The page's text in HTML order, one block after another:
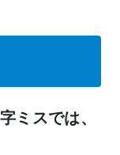
ミスでは、